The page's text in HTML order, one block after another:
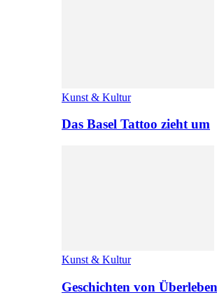
Kunst & Kultur
Das Basel Tattoo zieht um
Kunst & Kultur
Geschichten von